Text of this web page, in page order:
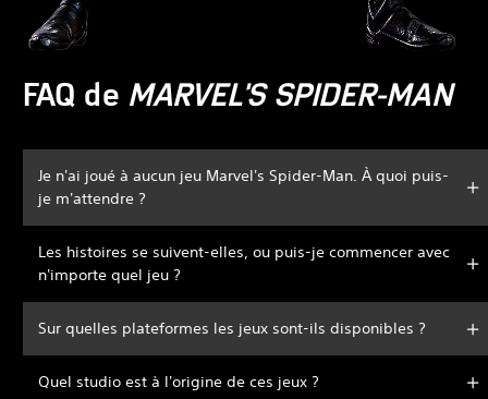
FAQ de MARVEL'S SPIDER-MAN
Je n'ai joué à aucun jeu Marvel's Spider-Man. À quoi puis-
je m'attendre ?
Les histoires se suivent-elles, ou puis-je commencer avec
n'importe quel jeu ?
Sur quelles plateformes les jeux sont-ils disponibles ?
Quel studio est à l'origine de ces jeux ?